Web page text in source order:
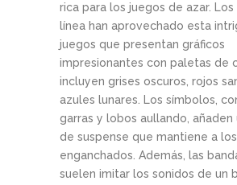
rica para los juegos de azar. Los
línea han aprovechado esta
juegos que presentan gráficos
impresionantes con paletas de
incluyen grises oscuros, rojos
azules lunares. Los símbolos,
garras y lobos aullando, añaden
de suspense que mantiene a
enganchados. Además, las
suelen imitar los sonidos de un